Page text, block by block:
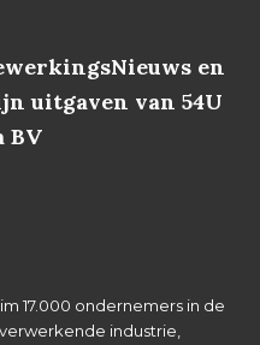
en
uitgaven van 54U
BV
17.000 ondernemers in de
industrie,